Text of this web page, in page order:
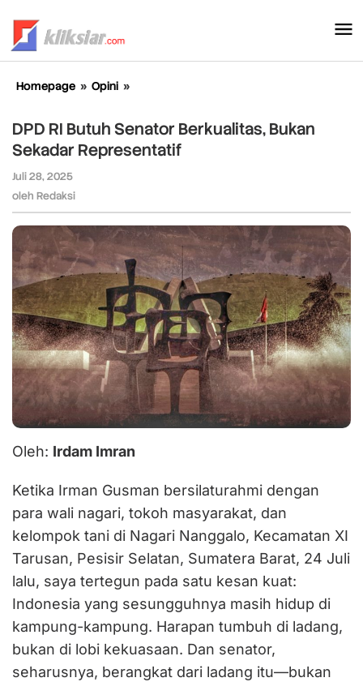
konten
Homepage » Opini »
Butuh
Senator
Berkualitas,
DPD RI Butuh Senator Berkualitas, Bukan
Sekadar Representatif
Juli 28, 2025
oleh Redaksi
Oleh: Irdam Imran
Ketika Irman Gusman bersilaturahmi dengan
para wali nagari, tokoh masyarakat, dan
kelompok tani di Nagari Nanggalo, Kecamatan XI
Tarusan, Pesisir Selatan, Sumatera Barat, 24 Juli
lalu, saya tertegun pada satu kesan kuat:
Indonesia yang sesungguhnya masih hidup di
kampung-kampung. Harapan tumbuh di ladang,
bukan di lobi kekuasaan. Dan senator,
seharusnya, berangkat dari ladang itu—bukan